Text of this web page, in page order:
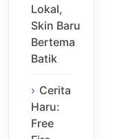
Lokal,
Skin Baru
Bertema
Batik
Cerita
Haru:
Free